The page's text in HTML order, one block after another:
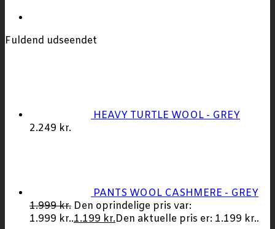
Fuldend udseendet
HEAVY TURTLE WOOL - GREY
2.249 kr.
PANTS WOOL CASHMERE - GREY
1.999kr. Den oprindelige pris var:
1.999 kr..1.199 kr.Den aktuelle pris er: 1.199 kr..